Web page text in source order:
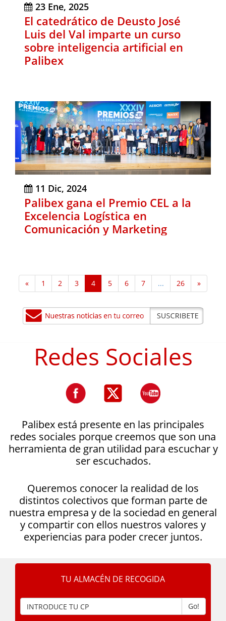
23 Ene, 2025
El catedrático de Deusto José
Luis del Val imparte un curso
sobre inteligencia artificial en
Palibex
11 Dic, 2024
Palibex gana el Premio CEL a la
Excelencia Logística en
Comunicación y Marketing
« 1 2 3 4 5 6 7 ... 26 »
Redes Sociales
Palibex está presente en las principales
redes sociales porque creemos que son una
herramienta de gran utilidad para escuchar y
ser escuchados.
Queremos conocer la realidad de los
distintos colectivos que forman parte de
nuestra empresa y de la sociedad en general
y compartir con ellos nuestros valores y
experiencias para poder crecer juntos.
TU ALMACÉN DE RECOGIDA
Go!